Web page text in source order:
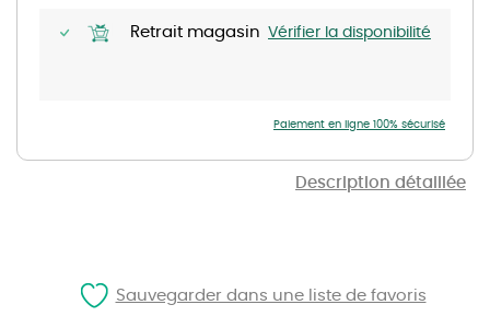
Description détaillée
Retrait magasin Vérifier la disponibilité
Paiement en ligne 100% sécurisé
Sauvegarder dans une liste de favoris